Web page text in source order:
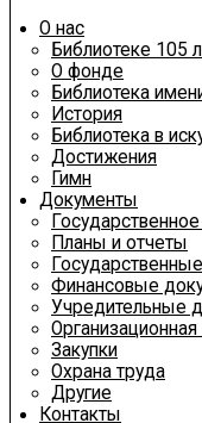
О нас
Библиотеке 105
О фонде
Библиотека
История
Библиотека в
Достижения
Гимн
Документы
Планы и отчеты
Финансовые
Учредительные
Организационная
Закупки
Охрана труда
Другие
Контакты